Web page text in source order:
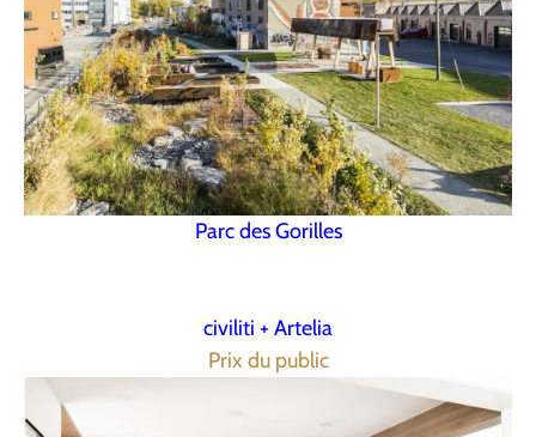
Parc des Gorilles
civiliti + Artelia
Prix du public